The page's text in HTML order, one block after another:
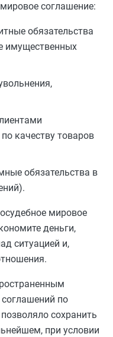
соглашение:
обязательства
имущественных
качеству товаров
обязательства в
мировое
деньги,
ситуацией и,
по
сохранить
при условии